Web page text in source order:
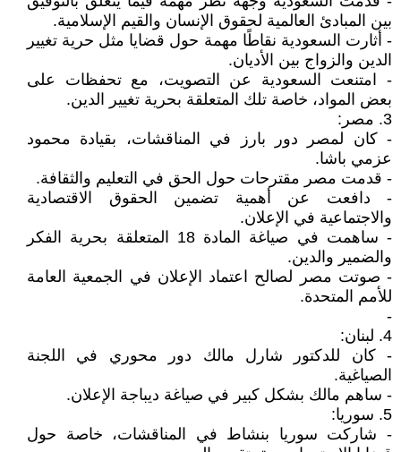
بين المبادئ العالمية لحقوق الإنسان والقيم الإسلامية.
- أثارت السعودية نقاطًا مهمة حول قضايا مثل حرية تغيير
الدين والزواج بين الأديان.
- امتنعت السعودية عن التصويت، مع تحفظات على
بعض المواد، خاصة تلك المتعلقة بحرية تغيير الدين.
3. مصر:
- كان لمصر دور بارز في المناقشات، بقيادة محمود
عزمي باشا.
- قدمت مصر مقترحات حول الحق في التعليم والثقافة.
- دافعت عن أهمية تضمين الحقوق الاقتصادية
والاجتماعية في الإعلان.
- ساهمت في صياغة المادة 18 المتعلقة بحرية الفكر
والضمير والدين.
- صوتت مصر لصالح اعتماد الإعلان في الجمعية العامة
للأمم المتحدة.
-
4. لبنان:
- كان للدكتور شارل مالك دور محوري في اللجنة
الصياغية.
- ساهم مالك بشكل كبير في صياغة ديباجة الإعلان.
5. سوريا:
- شاركت سوريا بنشاط في المناقشات، خاصة حول